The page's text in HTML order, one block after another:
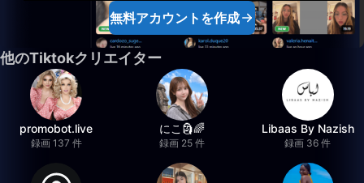
無料アカウントを作成
他のTiktokクリエイター
promobot.live
録画 137 件
にこ🗿🌈
録画 25 件
Libaas By Nazish
録画 36 件